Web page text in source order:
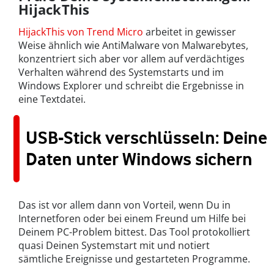
HijackThis
HijackThis von Trend Micro arbeitet in gewisser
Weise ähnlich wie AntiMalware von Malwarebytes,
konzentriert sich aber vor allem auf verdächtiges
Verhalten während des Systemstarts und im
Windows Explorer und schreibt die Ergebnisse in
eine Textdatei.
USB-Stick verschlüsseln: Deine
Daten unter Windows sichern
Das ist vor allem dann von Vorteil, wenn Du in
Internetforen oder bei einem Freund um Hilfe bei
Deinem PC-Problem bittest. Das Tool protokolliert
quasi Deinen Systemstart mit und notiert
sämtliche Ereignisse und gestarteten Programme.